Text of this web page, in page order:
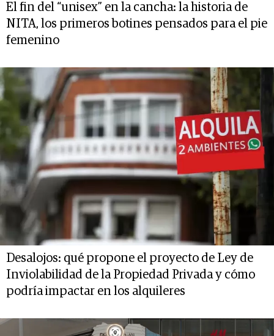
El fin del “unisex” en la cancha: la historia de
NITA, los primeros botines pensados para el pie
femenino
Desalojos: qué propone el proyecto de Ley de
Inviolabilidad de la Propiedad Privada y cómo
podría impactar en los alquileres